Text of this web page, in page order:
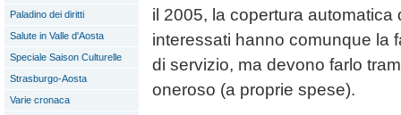
Paladino dei diritti
Salute in Valle d'Aosta
Speciale Saison Culturelle
Strasburgo-Aosta
Varie cronaca
il 2005, la copertura
interessati hanno comunque la
di servizio, ma devono farlo
oneroso (a proprie spese).